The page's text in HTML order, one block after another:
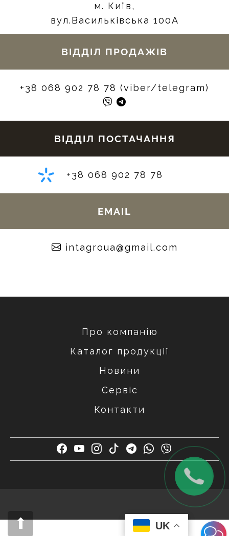
м. Київ,
вул.Васильківська 100А
ВІДДІЛ ПРОДАЖІВ
+38 068 902 78 78 (viber/telegram)
ВІДДІЛ ПОСТАЧАННЯ
+38 068 902 78 78
EMAIL
moc.liamg@auorgatni
Про компанію
Каталог продукції
Новини
Сервіс
Контакти
UK
UK